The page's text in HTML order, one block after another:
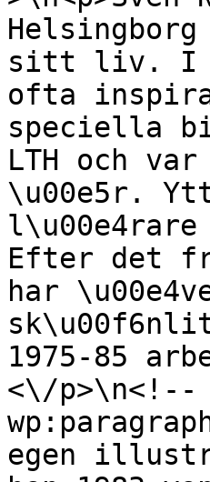
sitt liv. I
ofta
speciella
LTH och
\u00e5r.
Efter det
har
1975-85
<\/p>\n<!--
egen